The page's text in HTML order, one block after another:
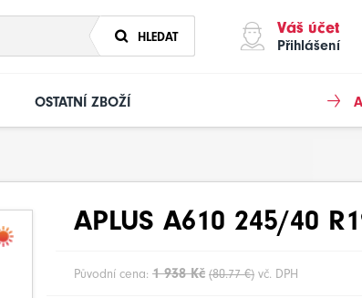
HLEDAT Váš účet
Přihlášení
OSTATNÍ ZBOŽÍ
APLUS A610 245/40
Původní cena: 1 938 Kč (80.77 €) vč. DPH